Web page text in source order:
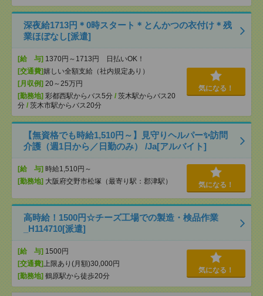
深夜給1713円＊0時スタート＊とんかつの衣付け＊残
業ほぼなし[派遣]
[給 与] 1370円～1713円 日払いOK！
[交通費]嬉しい全額支給（社内規定あり）
[月収例] 20～25万円
[勤務地] 彩都西駅からバス5分 / 茨木駅からバス20
分 / 茨木市駅からバス20分
気になる！
【無資格でも時給1,510円～】見守りヘルパー✨訪問
介護（週1日から／日勤のみ） /Ja[アルバイト]
[給 与] 時給1,510円～
[勤務地] 大阪府交野市松塚（最寄り駅：郡津駅） 気になる！
高時給！1500円☆チーズ工場での製造・検品作業
_H114710[派遣]
[給 与] 1500円
[交通費] 上限あり(月額)30,000円
[勤務地] 鶴原駅から徒歩20分
気になる！